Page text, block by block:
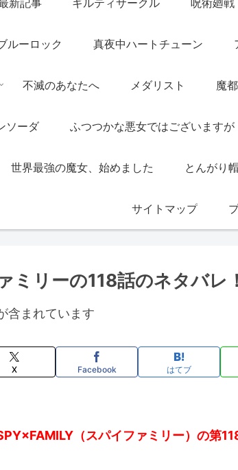
ルーロック 真夜中ハートチューン
不滅のあなたへ メダリスト 魔
ソーダ ふつつかな悪女ではございますが
世界最強の魔女、始めました とんがり
サイトマップ
ミリーの118話のネタバレ
含まれています
X Facebook はてブ
（スパイファミリー）の第